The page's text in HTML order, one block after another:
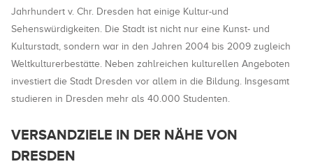
Jahrhundert v. Chr. Dresden hat einige Kultur-und
Sehenswürdigkeiten. Die Stadt ist nicht nur eine Kunst- und
Kulturstadt, sondern war in den Jahren 2004 bis 2009 zugleich
Weltkulturerbestätte. Neben zahlreichen kulturellen Angeboten
investiert die Stadt Dresden vor allem in die Bildung. Insgesamt
studieren in Dresden mehr als 40.000 Studenten.
VERSANDZIELE IN DER NÄHE VON
DRESDEN